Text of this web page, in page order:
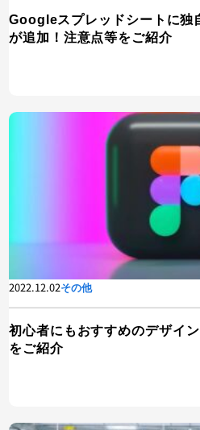
Googleスプレッドシートに独
が追加！注意点等をご紹介
2022.12.02その他
初心者にもおすすめのデザイ
をご紹介